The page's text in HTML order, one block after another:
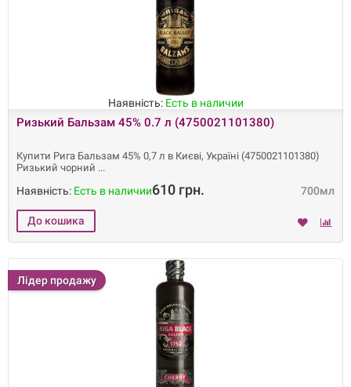
Наявність: Есть в наличии
Ризький Бальзам 45% 0.7 л (4750021101380)
Купити Рига Бальзам 45% 0,7 л в Києві, Україні (4750021101380)
Ризький чорний
700мл
Наявність: Есть в наличии610 грн.
Лідер продажу